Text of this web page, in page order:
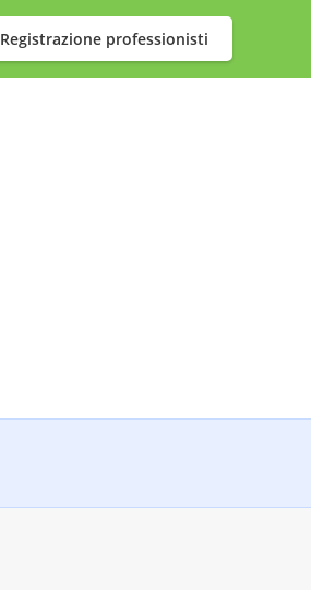
Registrazione professionisti